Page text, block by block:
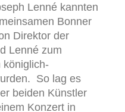
Lenné kannten
Bonner
Direktor der
Lenné zum
königlich-
So lag es
beiden Künstler
Konzert in